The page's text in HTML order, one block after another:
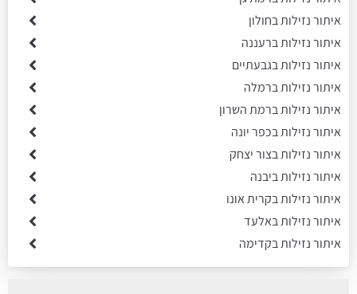
איתור נזילות בחולון
איתור נזילות ברעננה
איתור נזילות בגבעתיים
איתור נזילות ברמלה
איתור נזילות ברמת השרון
איתור נזילות בכפר יונה
איתור נזילות בצור יצחק
איתור נזילות ביבנה
איתור נזילות בקרית אונו
איתור נזילות באלעד
איתור נזילות בקדימה